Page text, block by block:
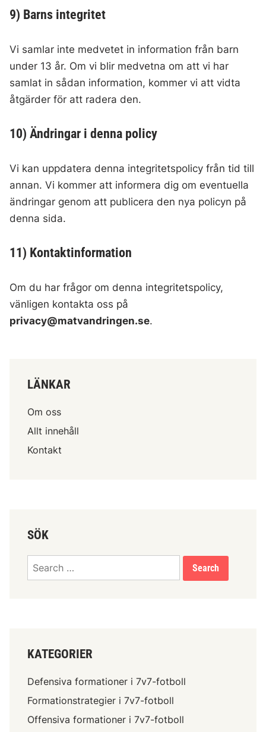
9) Barns integritet
Vi samlar inte medvetet in information från barn
under 13 år. Om vi blir medvetna om att vi har
samlat in sådan information, kommer vi att vidta
åtgärder för att radera den.
10) Ändringar i denna policy
Vi kan uppdatera denna integritetspolicy från tid till
annan. Vi kommer att informera dig om eventuella
ändringar genom att publicera den nya policyn på
denna sida.
11) Kontaktinformation
Om du har frågor om denna integritetspolicy,
vänligen kontakta oss på
privacy@matvandringen.se.
LÄNKAR
Om oss
Allt innehåll
Kontakt
SÖK
Search
KATEGORIER
Defensiva formationer i 7v7-fotboll
Formationstrategier i 7v7-fotboll
Offensiva formationer i 7v7-fotboll